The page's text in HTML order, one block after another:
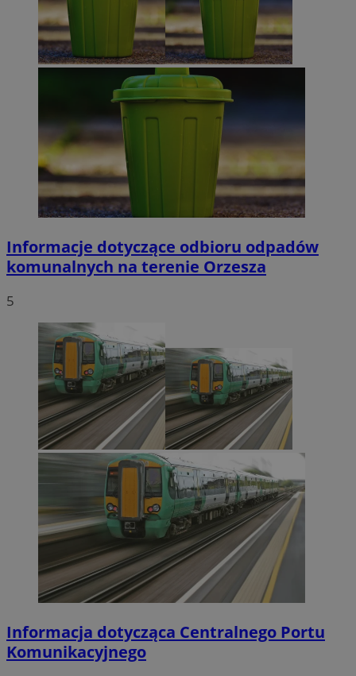
Informacje dotyczące odbioru odpadów
komunalnych na terenie Orzesza
5
Informacja dotycząca Centralnego Portu
Komunikacyjnego